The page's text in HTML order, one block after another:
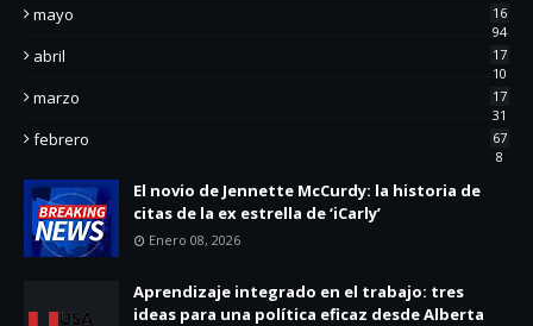
mayo
16
94
abril
17
10
marzo
17
31
febrero
67
8
El novio de Jennette McCurdy: la historia de
citas de la ex estrella de ‘iCarly’
Enero 08, 2026
Aprendizaje integrado en el trabajo: tres
ideas para una política eficaz desde Alberta